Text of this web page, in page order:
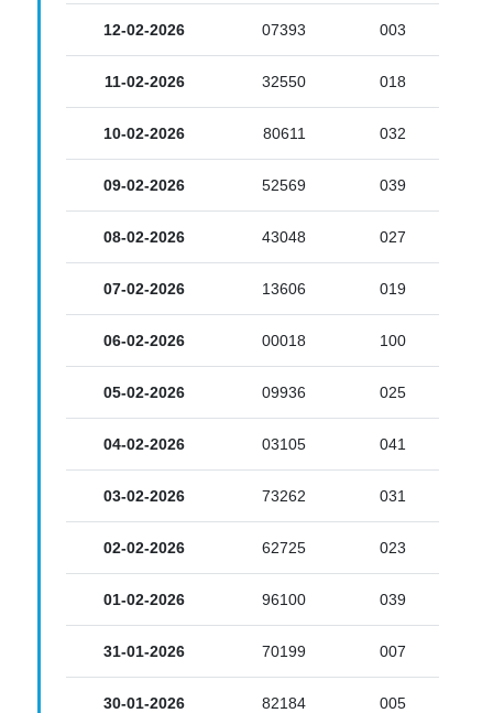
12-02-2026 07393 003
11-02-2026 32550 018
10-02-2026 80611 032
09-02-2026 52569 039
08-02-2026 43048 027
07-02-2026 13606 019
06-02-2026 00018 100
05-02-2026 09936 025
04-02-2026 03105 041
03-02-2026 73262 031
02-02-2026 62725 023
01-02-2026 96100 039
31-01-2026 70199 007
30-01-2026 82184 005